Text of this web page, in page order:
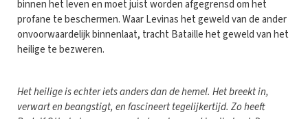
binnen het leven en moet juist worden afgegrensd om het
profane te beschermen. Waar Levinas het geweld van de ander
onvoorwaardelijk binnenlaat, tracht Bataille het geweld van het
heilige te bezweren.
Het heilige is echter iets anders dan de hemel. Het breekt in,
verwart en beangstigt, en fascineert tegelijkertijd. Zo heeft